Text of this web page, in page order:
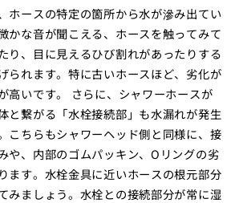
ホースの特定の箇所から水が滲み出てい
かな音が聞こえる、ホースを触ってみて
り、目に見えるひび割れがあったりする
られます。特に古いホースほど、劣化が
高いです。 さらに、シャワーホースが
と繋がる「水栓接続部」も水漏れが発生
こちらもシャワーヘッド側と同様に、接
や、内部のゴムパッキン、Oリングの劣
ます。水栓金具に近いホースの根元部分
みましょう。水栓との接続部分が常に湿